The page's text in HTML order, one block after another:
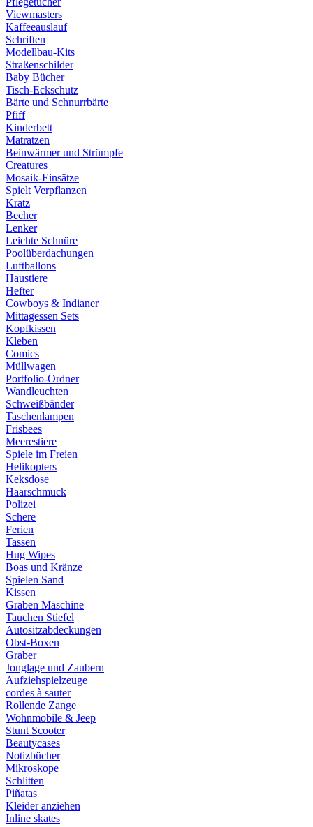
Viewmasters
Kaffeeauslauf
Schriften
Modellbau-Kits
Straßenschilder
Baby Bücher
Tisch-Eckschutz
Bärte und Schnurrbärte
Pfiff
Kinderbett
Matratzen
Beinwärmer und Strümpfe
Creatures
Mosaik-Einsätze
Spielt Verpflanzen
Kratz
Becher
Lenker
Leichte Schnüre
Poolüberdachungen
Luftballons
Haustiere
Hefter
Cowboys & Indianer
Mittagessen Sets
Kopfkissen
Kleben
Comics
Müllwagen
Portfolio-Ordner
Wandleuchten
Schweißbänder
Taschenlampen
Frisbees
Meerestiere
Spiele im Freien
Helikopters
Keksdose
Haarschmuck
Polizei
Schere
Ferien
Tassen
Hug Wipes
Boas und Kränze
Spielen Sand
Kissen
Graben Maschine
Tauchen Stiefel
Autositzabdeckungen
Obst-Boxen
Graber
Jonglage und Zaubern
Aufziehspielzeuge
cordes à sauter
Rollende Zange
Wohnmobile & Jeep
Stunt Scooter
Beautycases
Notizbücher
Mikroskope
Schlitten
Piñatas
Kleider anziehen
Inline skates